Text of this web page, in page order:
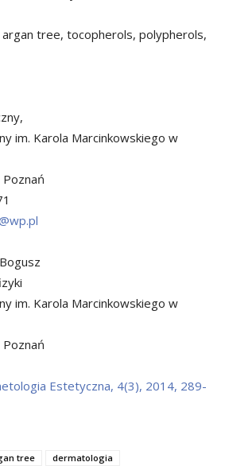
tree, tocopherols, polypherols,
im. Karola Marcinkowskiego w
im. Karola Marcinkowskiego w
Estetyczna, 4(3), 2014, 289-
tree
dermatologia